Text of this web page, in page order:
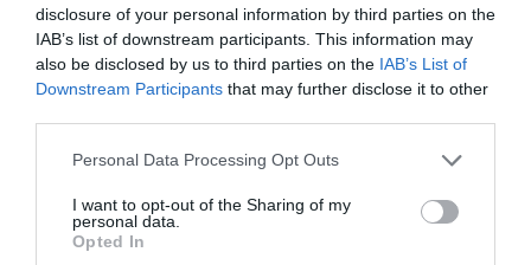
disclosure of your personal information by third parties on the
IAB’s list of downstream participants. This information may
also be disclosed by us to third parties on the IAB’s List of
Downstream Participants that may further disclose it to other
Please note that this website/app uses one or more Google
not limited to your visit or usage behaviour. You may click to
grant or deny consent to Google and its third-party tags to
use your data for below specified purposes in below Google
Personal Data Processing Opt Outs
I want to opt-out of the Sharing of my
personal data.
Opted In
Live ενημέρωση για Κηφισό, Αττική Οδό και κέντρο Αθήνας από το
ΤΟ ΠΑΡΟΝ ΤΗΣ ΚΥΡΙΑΚΗΣ